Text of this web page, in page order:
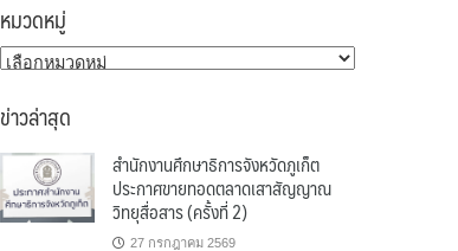
หมวดหมู่
หมวด
ข่าวล่าสุด
สำนักงานศึกษาธิการจังหวัดภูเก็ต
ประกาศขายทอดตลาดเสาสัญญาณ
วิทยุสื่อสาร (ครั้งที่ 2)
27 กรกฎาคม 2569